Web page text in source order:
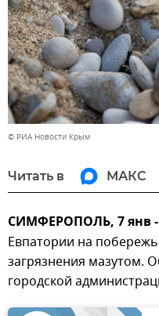
© РИА Новости Крым
Читать в МАКС
СИМФЕРОПОЛЬ, 7 янв
Евпатории на
загрязнения мазутом.
городской